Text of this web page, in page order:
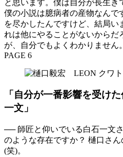
と思います。僕は自分が長生き
僕の小説は臆病者の産物なんで
を尽かしたんですけど、結局
れは他にやることがないからだ
が、自分でもよくわかりません。
PAGE 6
「自分が一番影響を受け
一文」
── 師匠と仰いでいる白石一文
のような存在ですか？ 樋口さ
(笑)。